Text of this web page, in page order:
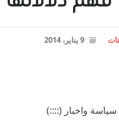
9 يناير، 2014
واخبار (::::)